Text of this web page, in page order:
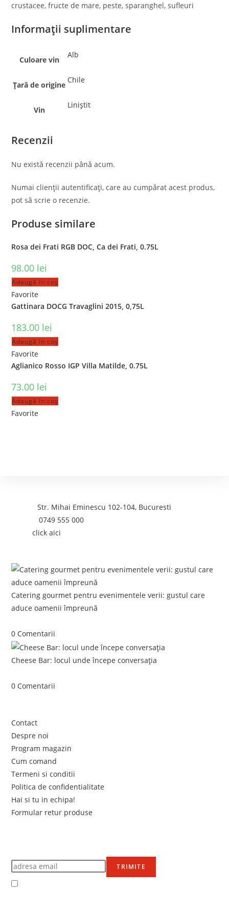
crustacee, fructe de mare, peste, sparanghel, sufleuri
Informații suplimentare
Culoare vin
Alb
Țară de origine
Chile
Vin
Liniștit
Recenzii
Nu există recenzii până acum.
Numai clienții autentificați, care au cumpărat acest produs,
pot să scrie o recenzie.
Produse similare
Rosa dei Frati RGB DOC, Ca dei Frati, 0.75L
98.00 lei
Adaugă în coș
Favorite
Gattinara DOCG Travaglini 2015, 0,75L
183.00 lei
Adaugă în coș
Favorite
Aglianico Rosso IGP Villa Matilde, 0.75L
73.00 lei
Adaugă în coș
Favorite
Adresa:Str. Mihai Eminescu 102-104, Bucuresti
Telefon:0749 555 000
Email:click aici
Catering gourmet pentru evenimentele verii: gustul care
aduce oamenii împreună
0 Comentarii
Cheese Bar: locul unde începe conversația
0 Comentarii
Contact
Despre noi
Program magazin
Cum comand
Termeni si conditii
Politica de confidentialitate
Hai si tu in echipa!
Formular retur produse
TRIMITE